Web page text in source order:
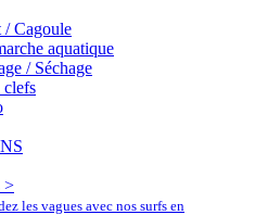
/ Cagoule
aquatique
/ Séchage
clefs
>
les vagues avec nos surfs en